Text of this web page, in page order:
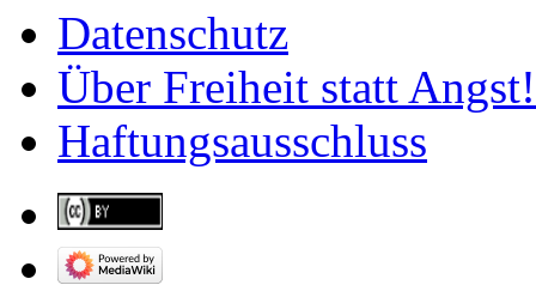
Datenschutz
Über Freiheit statt Angst!
Haftungsausschluss